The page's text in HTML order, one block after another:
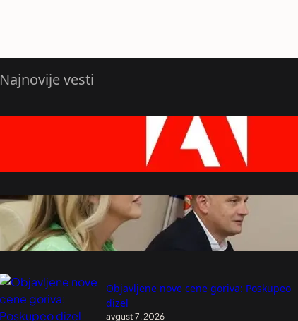
Najnovije vesti
Adobe širi svoje alate unutar ChatGPT
avgust 7, 2026
Ministarstvo pravde će razmotriti predlog
UST za brisanje spornih odredbi
predloga Zakona
avgust 7, 2026
Objavljene nove cene goriva: Poskupeo
dizel
avgust 7, 2026